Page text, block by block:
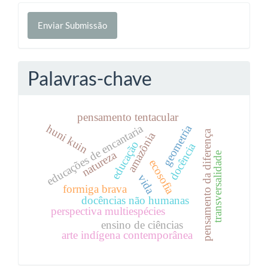
Enviar
Submissão
Enviar Submissão
Palavras-chave
formiga brava
amazônia
educações de encantaria
docências não humanas
educação
perspectiva multiespécies
pensamento tentacular
pensamento da diferença
docência
vida
ensino de ciências
ecosofia transversalidade
arte indígena contemporânea
huni kuin
natureza geometria